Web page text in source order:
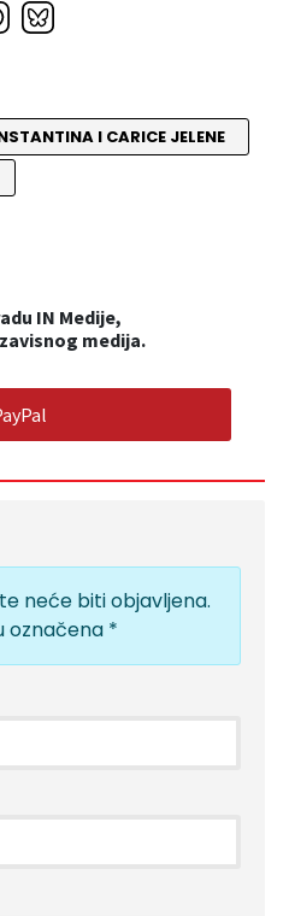
I CARICE JELENE
IN Medije,
medija.
neće biti objavljena.
označena *